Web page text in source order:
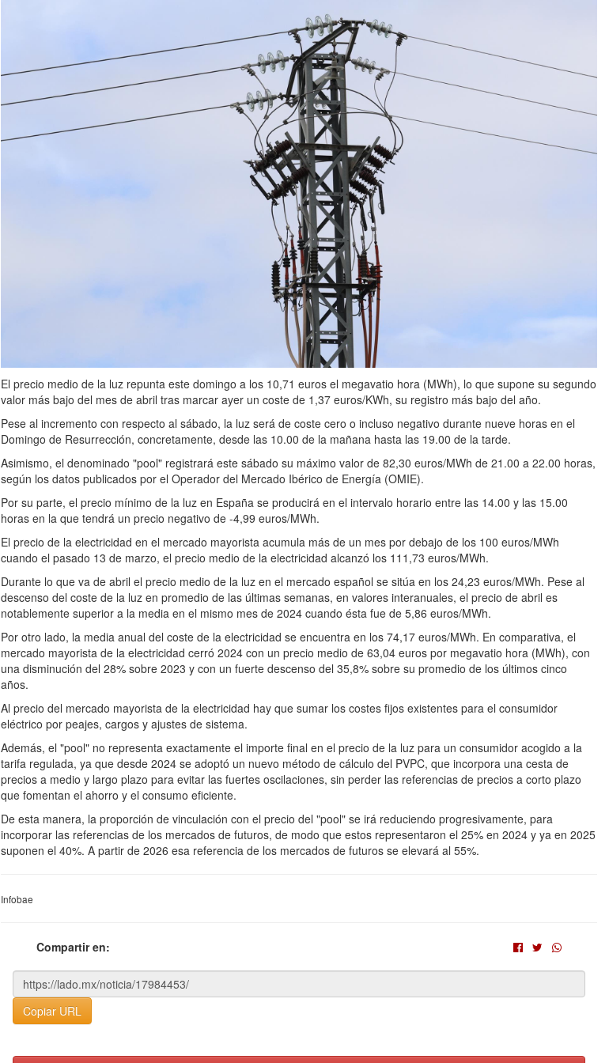
El precio medio de la luz repunta este domingo a los 10,71 euros el megavatio hora (MWh), lo que supone su segundo
valor más bajo del mes de abril tras marcar ayer un coste de 1,37 euros/KWh, su registro más bajo del año.
Pese al incremento con respecto al sábado, la luz será de coste cero o incluso negativo durante nueve horas en el
Domingo de Resurrección, concretamente, desde las 10.00 de la mañana hasta las 19.00 de la tarde.
Asimismo, el denominado "pool" registrará este sábado su máximo valor de 82,30 euros/MWh de 21.00 a 22.00 horas,
según los datos publicados por el Operador del Mercado Ibérico de Energía (OMIE).
Por su parte, el precio mínimo de la luz en España se producirá en el intervalo horario entre las 14.00 y las 15.00
horas en la que tendrá un precio negativo de -4,99 euros/MWh.
El precio de la electricidad en el mercado mayorista acumula más de un mes por debajo de los 100 euros/MWh
cuando el pasado 13 de marzo, el precio medio de la electricidad alcanzó los 111,73 euros/MWh.
Durante lo que va de abril el precio medio de la luz en el mercado español se sitúa en los 24,23 euros/MWh. Pese al
descenso del coste de la luz en promedio de las últimas semanas, en valores interanuales, el precio de abril es
notablemente superior a la media en el mismo mes de 2024 cuando ésta fue de 5,86 euros/MWh.
Por otro lado, la media anual del coste de la electricidad se encuentra en los 74,17 euros/MWh. En comparativa, el
mercado mayorista de la electricidad cerró 2024 con un precio medio de 63,04 euros por megavatio hora (MWh), con
una disminución del 28% sobre 2023 y con un fuerte descenso del 35,8% sobre su promedio de los últimos cinco
años.
Al precio del mercado mayorista de la electricidad hay que sumar los costes fijos existentes para el consumidor
eléctrico por peajes, cargos y ajustes de sistema.
Además, el "pool" no representa exactamente el importe final en el precio de la luz para un consumidor acogido a la
tarifa regulada, ya que desde 2024 se adoptó un nuevo método de cálculo del PVPC, que incorpora una cesta de
precios a medio y largo plazo para evitar las fuertes oscilaciones, sin perder las referencias de precios a corto plazo
que fomentan el ahorro y el consumo eficiente.
De esta manera, la proporción de vinculación con el precio del "pool" se irá reduciendo progresivamente, para
incorporar las referencias de los mercados de futuros, de modo que estos representaron el 25% en 2024 y ya en 2025
suponen el 40%. A partir de 2026 esa referencia de los mercados de futuros se elevará al 55%.
Infobae
Compartir en:
Copiar URL